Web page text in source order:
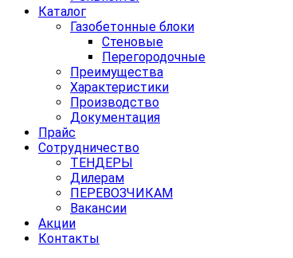
Каталог
Газобетонные блоки
Стеновые
Перегородочные
Преимущества
Характеристики
Производство
Документация
Прайс
Сотрудничество
ТЕНДЕРЫ
Дилерам
ПЕРЕВОЗЧИКАМ
Вакансии
Акции
Контакты